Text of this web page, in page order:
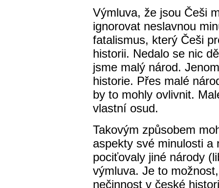
Výmluva, že jsou Češi
ignorovat neslavnou
fatalismus, který Češi
historii. Nedalo se nic
jsme malý národ.
historie. Přes malé
by to mohly ovlivnit.
vlastní osud.
Takovým způsobem
aspekty své minulosti a
pociťovaly jiné národy
výmluva. Je to
nečinnost v české